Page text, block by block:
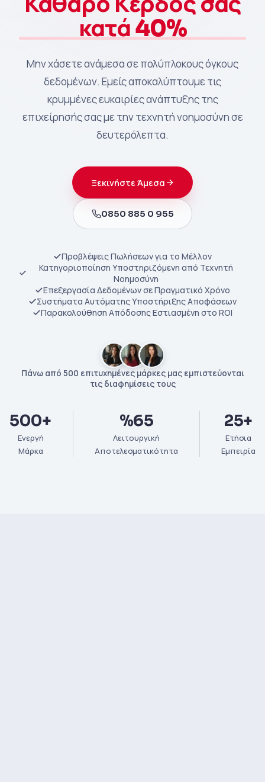
κατά 40%
Μην χάσετε ανάμεσα σε πολύπλοκους όγκους
δεδομένων. Εμείς αποκαλύπτουμε τις
κρυμμένες ευκαιρίες ανάπτυξης της
επιχείρησής σας με την τεχνητή νοημοσύνη σε
δευτερόλεπτα.
Ξεκινήστε Άμεσα
0850 885 0 955
Προβλέψεις Πωλήσεων για το Μέλλον
Κατηγοριοποίηση Υποστηριζόμενη από Τεχνητή
Νοημοσύνη
Επεξεργασία Δεδομένων σε Πραγματικό Χρόνο
Συστήματα Αυτόματης Υποστήριξης Αποφάσεων
Παρακολούθηση Απόδοσης Εστιασμένη στο ROI
Πάνω από 500 επιτυχημένες μάρκες μας εμπιστεύονται
τις διαφημίσεις τους
500+
Ενεργή
Μάρκα
%65
Λειτουργική
Αποτελεσματικότητα
25+
Ετήσια
Εμπειρία